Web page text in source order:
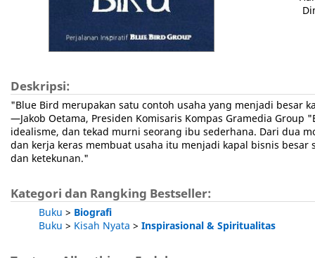
Deskripsi:
"Blue Bird merupakan satu contoh usaha yang menjadi besar
—Jakob Oetama, Presiden Komisaris Kompas Gramedia
idealisme, dan tekad murni seorang ibu sederhana. Dari dua
dan kerja keras membuat usaha itu menjadi kapal bisnis
dan ketekunan."
Kategori dan Rangking Bestseller:
Buku > Biografi
Buku > Kisah Nyata > Inspirasional & Spiritualitas